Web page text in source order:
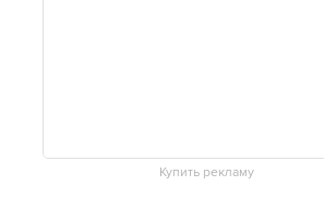
Купить рекламу